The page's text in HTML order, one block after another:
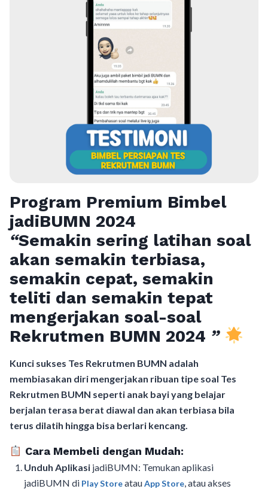
Program Premium Bimbel
jadiBUMN 2024
“Semakin sering latihan soal
akan semakin terbiasa,
semakin cepat, semakin
teliti dan semakin tepat
mengerjakan soal-soal
Rekrutmen BUMN 2024 ”
Kunci sukses Tes Rekrutmen BUMN adalah
membiasakan diri mengerjakan ribuan tipe soal Tes
Rekrutmen BUMN seperti anak bayi yang belajar
berjalan terasa berat diawal dan akan terbiasa bila
terus dilatih hingga bisa berlari kencang.
Cara Membeli dengan Mudah:
Unduh Aplikasi jadiBUMN: Temukan aplikasi
jadiBUMN di Play StoreatauApp Store, atau akses